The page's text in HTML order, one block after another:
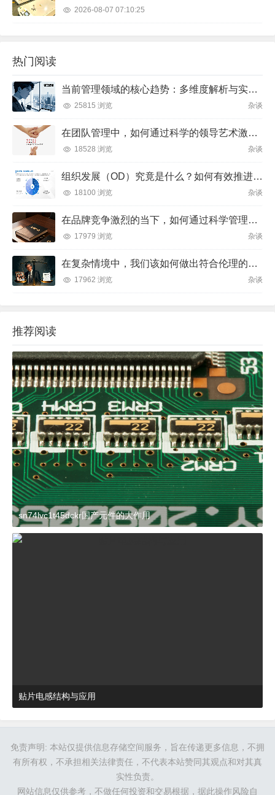
2026-08-07 07:10:25
热门阅读
当前管理领域的核心趋势：多维度解析与实践方向
25815 浏览 杂谈
在团队管理中，如何通过科学的领导艺术激发成员潜力并实现目标？
18528 浏览 杂谈
组织发展（OD）究竟是什么？如何有效推进并解决企业管理难题？
18100 浏览 杂谈
在品牌竞争激烈的当下，如何通过科学管理让品牌成为消费者心中不可替代的存在？
17979 浏览 杂谈
在复杂情境中，我们该如何做出符合伦理的决策？
17962 浏览 杂谈
推荐阅读
sn74lvc1t45dckr国产元件的大作用
贴片电感结构与应用
免责声明: 本站仅提供信息存储空间服务，旨在传递更多信息，不拥
有所有权，不承担相关法律责任，不代表本站赞同其观点和对其真
实性负责。
网站信息仅供参考，不做任何投资和交易根据，据此操作风险自